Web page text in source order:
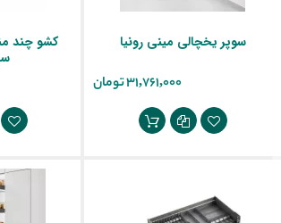
سوپر یخچالی مینی رونیا
‎31,761,000 تومان
کشو چند